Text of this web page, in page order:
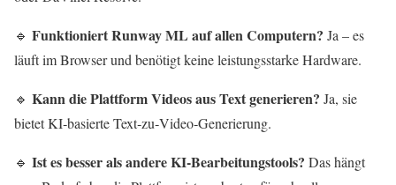
🔹 Funktioniert Runway ML auf allen Computern? Ja – es
läuft im Browser und benötigt keine leistungsstarke Hardware.
🔹 Kann die Plattform Videos aus Text generieren? Ja, sie
bietet KI‑basierte Text‑zu‑Video‑Generierung.
🔹 Ist es besser als andere KI‑Bearbeitungstools? Das hängt